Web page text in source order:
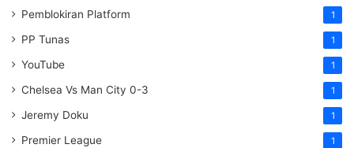
Pemblokiran Platform 1
PP Tunas 1
YouTube 1
Chelsea Vs Man City 0-3 1
Jeremy Doku 1
Premier League 1